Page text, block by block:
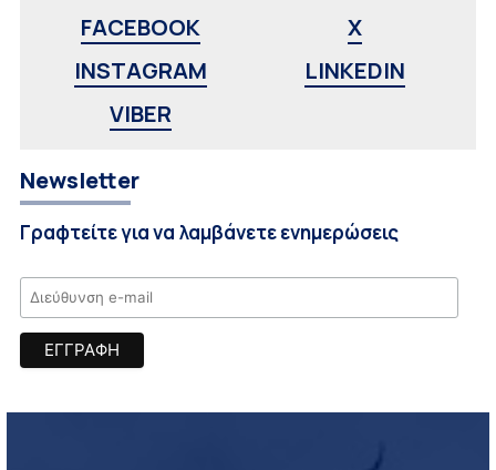
FACEBOOK
X
INSTAGRAM
LINKEDIN
VIBER
Newsletter
Γραφτείτε για να λαμβάνετε ενημερώσεις